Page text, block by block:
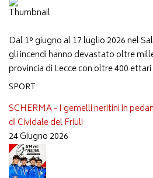
Dal 1° giugno al 17 luglio 2026 nel
gli incendi hanno devastato oltre
provincia di Lecce con oltre 400
SPORT
SCHERMA - I gemelli neritini in
di Cividale del Friuli
24 Giugno 2026